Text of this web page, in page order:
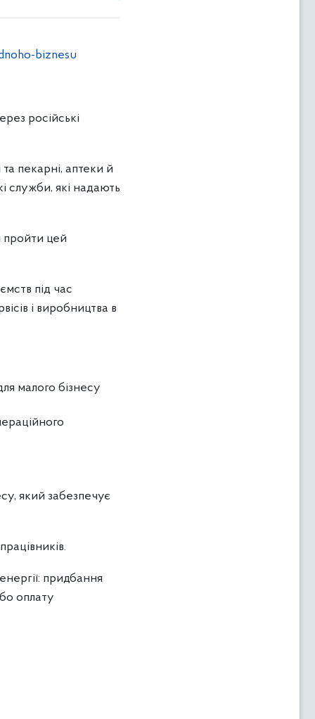
biznesu
російські
пекарні, аптеки й
служби, які надають
пройти цей
під час
і виробництва в
малого бізнесу
який забезпечує
придбання
оплату